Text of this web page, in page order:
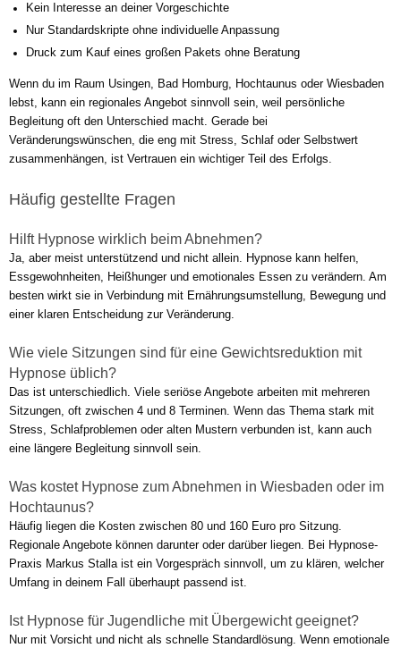
Kein Interesse an deiner Vorgeschichte
Nur Standardskripte ohne individuelle Anpassung
Druck zum Kauf eines großen Pakets ohne Beratung
Wenn du im Raum Usingen, Bad Homburg, Hochtaunus oder Wiesbaden
lebst, kann ein regionales Angebot sinnvoll sein, weil persönliche
Begleitung oft den Unterschied macht. Gerade bei
Veränderungswünschen, die eng mit Stress, Schlaf oder Selbstwert
zusammenhängen, ist Vertrauen ein wichtiger Teil des Erfolgs.
Häufig gestellte Fragen
Hilft Hypnose wirklich beim Abnehmen?
Ja, aber meist unterstützend und nicht allein. Hypnose kann helfen,
Essgewohnheiten, Heißhunger und emotionales Essen zu verändern. Am
besten wirkt sie in Verbindung mit Ernährungsumstellung, Bewegung und
einer klaren Entscheidung zur Veränderung.
Wie viele Sitzungen sind für eine Gewichtsreduktion mit
Hypnose üblich?
Das ist unterschiedlich. Viele seriöse Angebote arbeiten mit mehreren
Sitzungen, oft zwischen 4 und 8 Terminen. Wenn das Thema stark mit
Stress, Schlafproblemen oder alten Mustern verbunden ist, kann auch
eine längere Begleitung sinnvoll sein.
Was kostet Hypnose zum Abnehmen in Wiesbaden oder im
Hochtaunus?
Häufig liegen die Kosten zwischen 80 und 160 Euro pro Sitzung.
Regionale Angebote können darunter oder darüber liegen. Bei Hypnose-
Praxis Markus Stalla ist ein Vorgespräch sinnvoll, um zu klären, welcher
Umfang in deinem Fall überhaupt passend ist.
Ist Hypnose für Jugendliche mit Übergewicht geeignet?
Nur mit Vorsicht und nicht als schnelle Standardlösung. Wenn emotionale